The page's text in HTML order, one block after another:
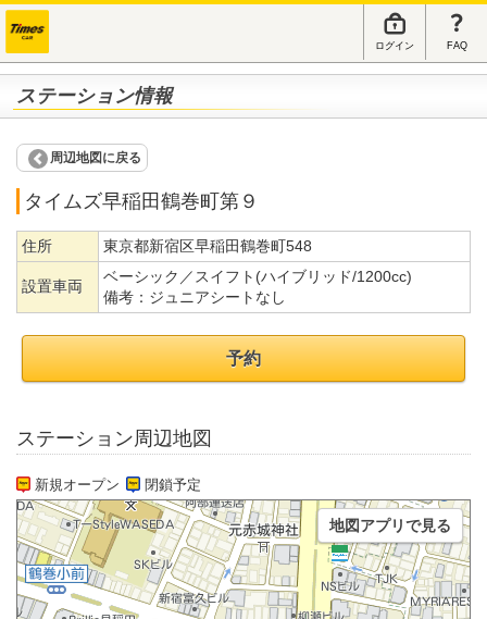
ログイン FAQ
ステーション情報
周辺地図に戻る
タイムズ早稲田鶴巻町第９
住所 東京都新宿区早稲田鶴巻町548
設置車両
ベーシック／スイフト(ハイブリッド/1200cc)
備考： ジュニアシートなし
予約
ステーション周辺地図
新規オープン 閉鎖予定
地図アプリで見る